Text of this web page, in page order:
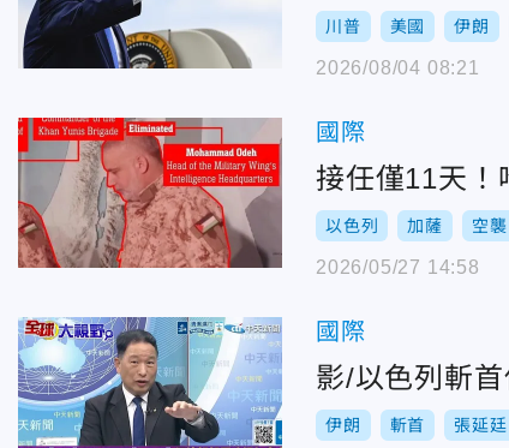
川普 美國 伊朗
2026/08/04 08:21
國際
接任僅11天
以色列 加薩 空襲
2026/05/27 14:58
國際
影/以色列斬
伊朗 斬首 張延廷